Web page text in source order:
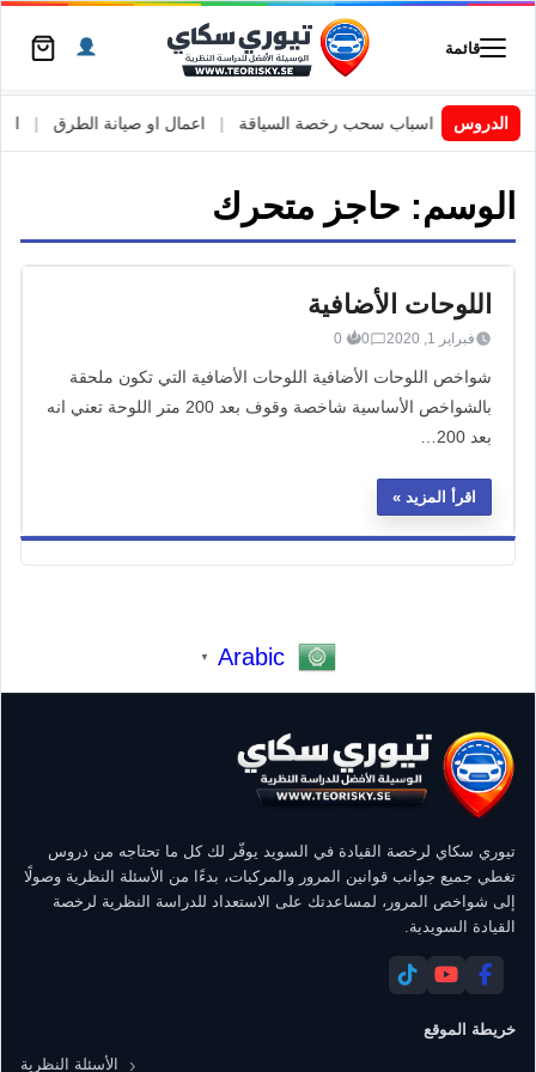
قائمة
الدروسالسويد | اسباب سحب رخصة السياقة اعمال او صيانة الطرق
الوسم: حاجز متحرك
اللوحات الأضافية
فبراير 1, 2020 0
0
شواخص اللوحات الأضافية اللوحات الأضافية التي تكون ملحقة
بالشواخص الأساسية شاخصة وقوف بعد 200 متر اللوحة تعني انه
بعد 200…
اقرأ المزيد
Arabic
▼
تيوري سكاي لرخصة القيادة في السويد يوفّر لك كل ما تحتاجه من دروس
تغطي جميع جوانب قوانين المرور والمركبات، بدءًا من الأسئلة النظرية وصولًا
إلى شواخص المرور، لمساعدتك على الاستعداد للدراسة النظرية لرخصة
القيادة السويدية.
خريطة الموقع
الأسئلة النظرية